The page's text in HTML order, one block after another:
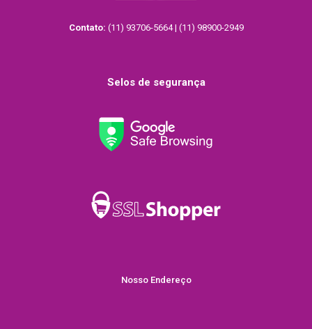
Contato: (11) 93706-5664 | (11) 98900-2949
Selos de segurança
Nosso Endereço